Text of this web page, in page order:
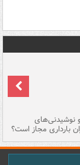
نوشیدنی‌های
بارداری مجاز است؟